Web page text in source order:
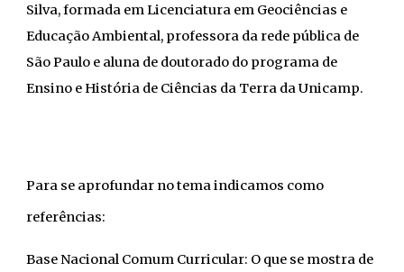
Silva, formada em Licenciatura em Geociências e
Educação Ambiental, professora da rede pública de
São Paulo e aluna de doutorado do programa de
Ensino e História de Ciências da Terra da Unicamp.
Para se aprofundar no tema indicamos como
referências:
Base Nacional Comum Curricular: O que se mostra de